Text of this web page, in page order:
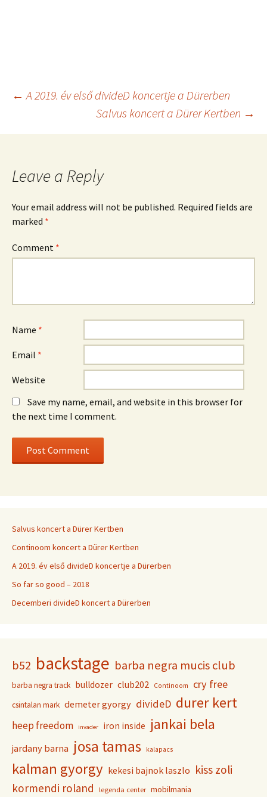
Post
navigation
← A 2019. év első divideD koncertje a Dürerben
Salvus koncert a Dürer Kertben →
Leave a Reply
Your email address will not be published. Required fields are
marked *
Comment *
Name *
Email *
Website
Save my name, email, and website in this browser for
the next time I comment.
Salvus koncert a Dürer Kertben
Continoom koncert a Dürer Kertben
A 2019. év első divideD koncertje a Dürerben
So far so good – 2018
Decemberi divideD koncert a Dürerben
b52 backstage barba negra mucis club
barba negra track bulldozer club202 Continoom cry free
csintalan mark demeter gyorgy divideD durer kert
heep freedom invader iron inside jankai bela
jardany barna josa tamas kalapacs
kalman gyorgy kekesi bajnok laszlo kiss zoli
kormendi roland
legenda center mobilmania